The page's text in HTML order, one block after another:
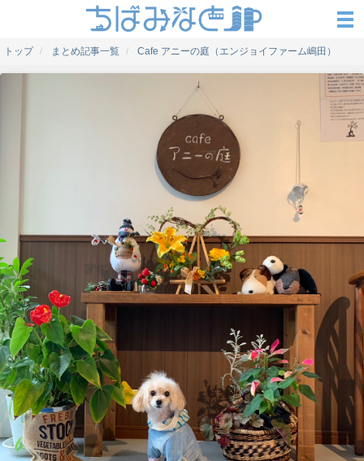
トップ まとめ記事一覧 Cafe アニーの庭（エンジョイファーム嶋田）